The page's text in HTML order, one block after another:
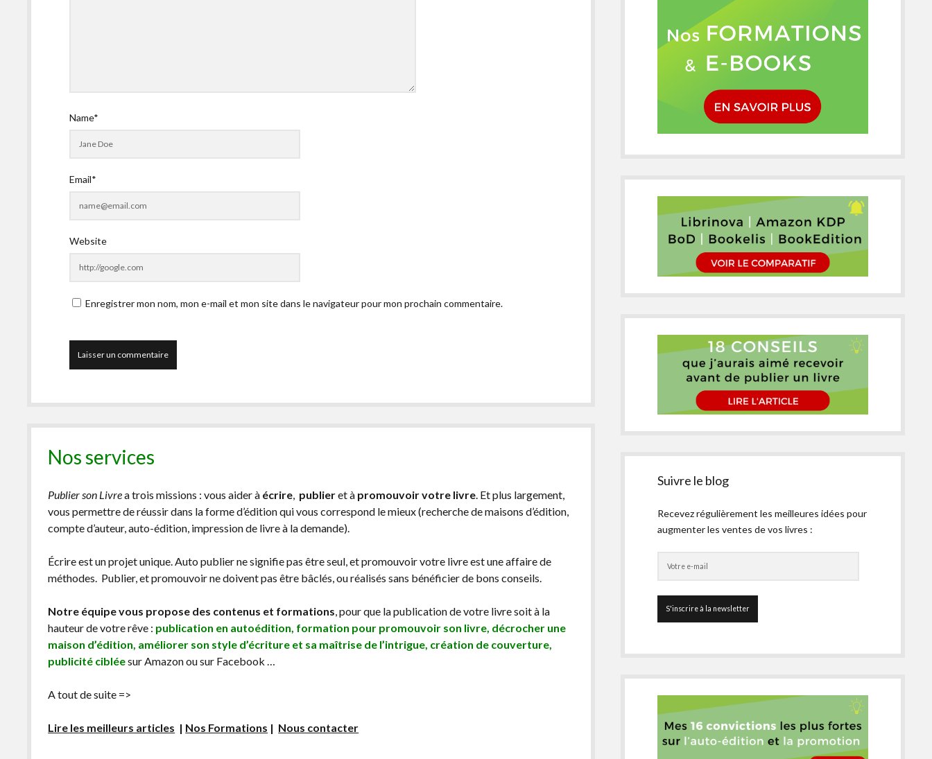
Name*
Email*
Website
Enregistrer mon nom, mon e-mail et mon site dans le navigateur pour mon prochain commentaire.
Nos services
Publier son Livrea trois missions : vous aider à écrire, publieret à promouvoir votre livre. Et plus largement,
vous permettre de réussir dans la forme d’édition qui vous correspond le mieux (recherche de maisons d’édition,
compte d’auteur, auto-édition, impression de livre à la demande).
Écrire est un projet unique. Auto publier ne signifie pas être seul, et promouvoir votre livre est une affaire de
méthodes. Publier, et promouvoir ne doivent pas être bâclés, ou réalisés sans bénéficier de bons conseils.
Notre équipe vous propose des contenus et formations, pour que la publication de votre livre soit à la
hauteur de votre rêve : publication en autoédition, formation pour promouvoir son livre, décrocher une
maison d’édition, améliorer son style d’écriture et sa maîtrise de l’intrigue, création de couverture,
publicité cibléesur Amazon ou sur Facebook …
A tout de suite =>
Lire les meilleurs articles | Nos Formations | Nous contacter
Suivre le blog
Recevez régulièrement les meilleures idées pour
augmenter les ventes de vos livres :